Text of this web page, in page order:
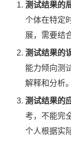
测试结果的
个体在特定
展，需要结
测试结果的
能力倾向测
解释和分析。
测试结果的
考，不能完
个人根据实